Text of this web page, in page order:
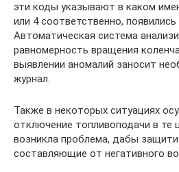
эти коды указывают в каком
или 4 соответственно, появились
Автоматическая система
равномерность вращения
выявлении аномалий заносит
журнал.
Также в некоторых ситуациях
отключение топливоподачи в те
возникла проблема, дабы
составляющие от негативного